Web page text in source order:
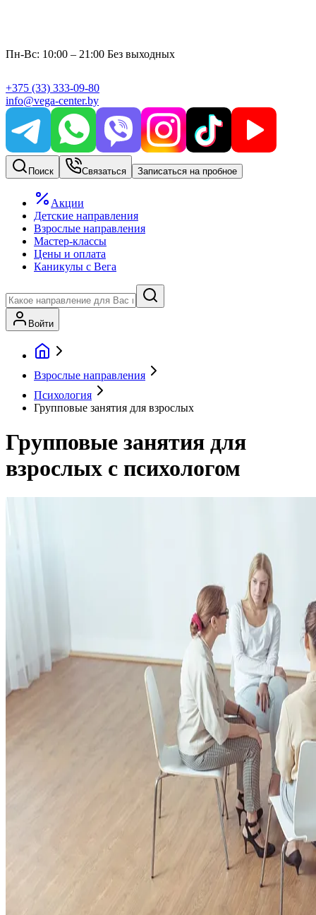
Пн-Вс: 10:00 – 21:00 Без выходных
+375 (33) 333-09-80
info@vega-center.by
Поиск Связаться Записаться на пробное
Акции
Детские направления
Взрослые направления
Мастер-классы
Цены и оплата
Каникулы с Вега
Войти
Взрослые направления
Психология
Групповые занятия для взрослых
Групповые занятия для
взрослых с психологом